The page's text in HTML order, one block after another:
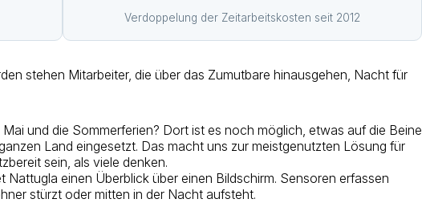
Verdoppelung der Zeitarbeitskosten seit 2012
stehen Mitarbeiter, die über das Zumutbare hinausgehen, Nacht für
und die Sommerferien? Dort ist es noch möglich, etwas auf die Beine
Land eingesetzt. Das macht uns zur meistgenutzten Lösung für
sein, als viele denken.
einen Überblick über einen Bildschirm. Sensoren erfassen
stürzt oder mitten in der Nacht aufsteht.